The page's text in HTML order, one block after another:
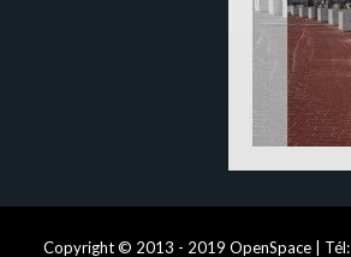
Copyright © 2013 - 2019 OpenSpace | Tél: